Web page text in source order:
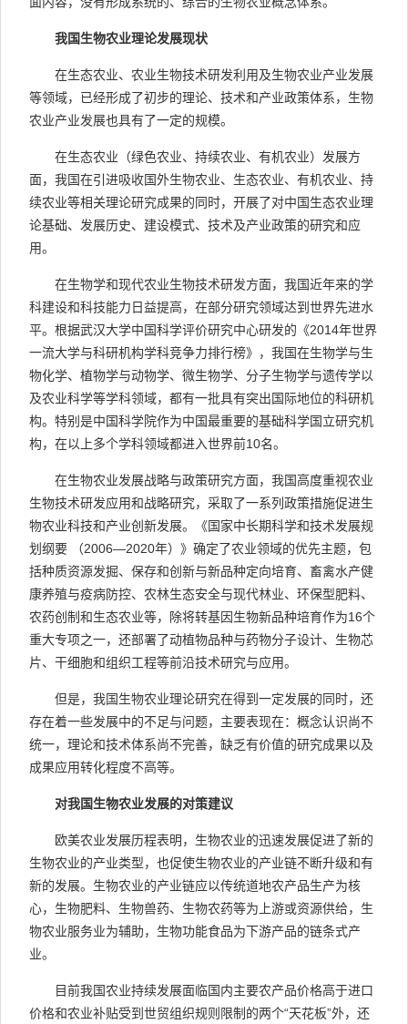
我国生物农业理论发展现状
在生态农业、农业生物技术研发利用及生物农业产业发展
等领域，已经形成了初步的理论、技术和产业政策体系，生物
农业产业发展也具有了一定的规模。
在生态农业（绿色农业、持续农业、有机农业）发展方
面，我国在引进吸收国外生物农业、生态农业、有机农业、持
续农业等相关理论研究成果的同时，开展了对中国生态农业理
论基础、发展历史、建设模式、技术及产业政策的研究和应
用。
在生物学和现代农业生物技术研发方面，我国近年来的学
科建设和科技能力日益提高，在部分研究领域达到世界先进水
平。根据武汉大学中国科学评价研究中心研发的《2014年世界
一流大学与科研机构学科竞争力排行榜》，我国在生物学与生
物化学、植物学与动物学、微生物学、分子生物学与遗传学以
及农业科学等学科领域，都有一批具有突出国际地位的科研机
构。特别是中国科学院作为中国最重要的基础科学国立研究机
构，在以上多个学科领域都进入世界前10名。
在生物农业发展战略与政策研究方面，我国高度重视农业
生物技术研发应用和战略研究，采取了一系列政策措施促进生
物农业科技和产业创新发展。《国家中长期科学和技术发展规
划纲要 （2006—2020年）》确定了农业领域的优先主题，包
括种质资源发掘、保存和创新与新品种定向培育、畜禽水产健
康养殖与疫病防控、农林生态安全与现代林业、环保型肥料、
农药创制和生态农业等，除将转基因生物新品种培育作为16个
重大专项之一，还部署了动植物品种与药物分子设计、生物芯
片、干细胞和组织工程等前沿技术研究与应用。
但是，我国生物农业理论研究在得到一定发展的同时，还
存在着一些发展中的不足与问题，主要表现在：概念认识尚不
统一，理论和技术体系尚不完善，缺乏有价值的研究成果以及
成果应用转化程度不高等。
对我国生物农业发展的对策建议
欧美农业发展历程表明，生物农业的迅速发展促进了新的
生物农业的产业类型，也促使生物农业的产业链不断升级和有
新的发展。生物农业的产业链应以传统道地农产品生产为核
心，生物肥料、生物兽药、生物农药等为上游或资源供给，生
物农业服务业为辅助，生物功能食品为下游产品的链条式产
业。
目前我国农业持续发展面临国内主要农产品价格高于进口
价格和农业补贴受到世贸组织规则限制的两个“天花板”外，还